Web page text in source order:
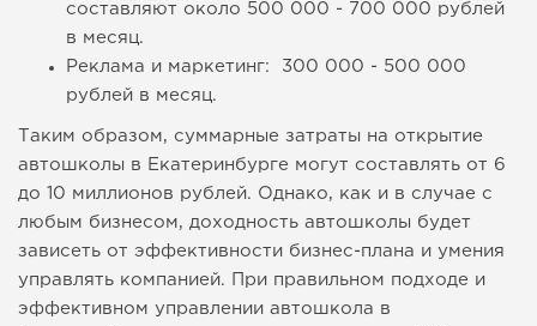
составляют около 500 000 - 700 000 рублей
в месяц.
Реклама и маркетинг: 300 000 - 500 000
рублей в месяц.
Таким образом, суммарные затраты на открытие
автошколы в Екатеринбурге могут составлять от 6
до 10 миллионов рублей. Однако, как и в случае с
любым бизнесом, доходность автошколы будет
зависеть от эффективности бизнес-плана и умения
управлять компанией. При правильном подходе и
эффективном управлении автошкола в